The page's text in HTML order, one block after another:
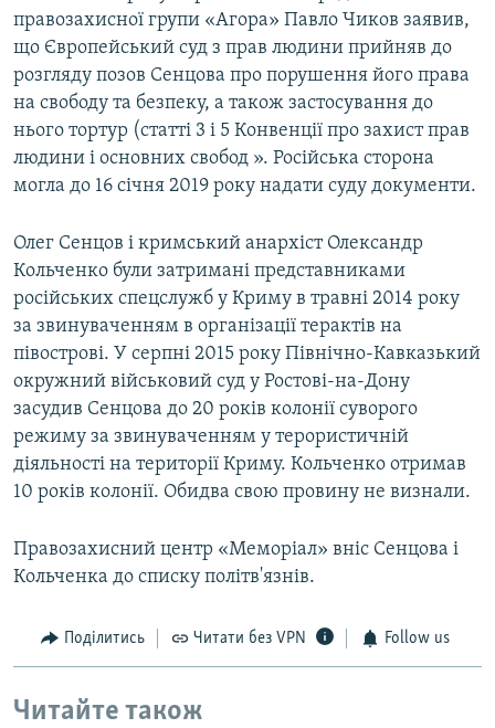
правозахисної групи «Агора» Павло Чиков заявив,
що Європейський суд з прав людини прийняв до
розгляду позов Сенцова про порушення його права
на свободу та безпеку, а також застосування до
нього тортур (статті 3 і 5 Конвенції про захист прав
людини і основних свобод ». Російська сторона
могла до 16 січня 2019 року надати суду документи.
Олег Сенцов і кримський анархіст Олександр
Кольченко були затримані представниками
російських спецслужб у Криму в травні 2014 року
за звинуваченням в організації терактів на
півострові. У серпні 2015 року Північно-Кавказький
окружний військовий суд у Ростові-на-Дону
засудив Сенцова до 20 років колонії суворого
режиму за звинуваченням у терористичній
діяльності на території Криму. Кольченко отримав
10 років колонії. Обидва свою провину не визнали.
Правозахисний центр «Меморіал» вніс Сенцова і
Кольченка до списку політв'язнів.
Поділитись Читати без VPN Follow us
Читайте також